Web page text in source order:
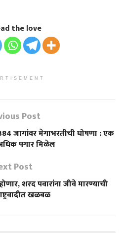
the love
Post
जागांवर मेगाभरतीची घोषणा : एक
पगार मिळेल
Post
शरद पवारांना जीवे मारण्याची
खळबळ